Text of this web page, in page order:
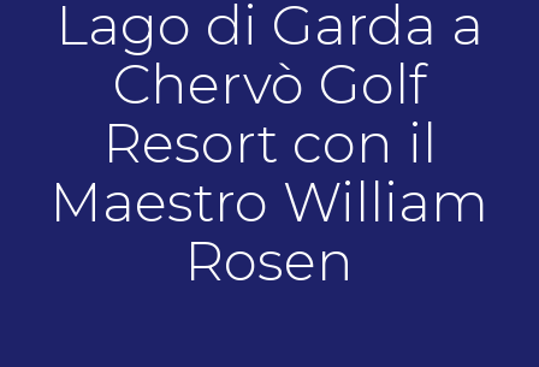
Lago di Garda a
Chervò Golf
Resort con il
Maestro William
Rosen